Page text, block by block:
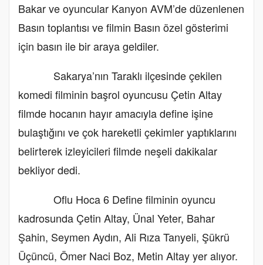
Bakar ve oyuncular Kanyon AVM’de düzenlenen
Basın toplantısı ve filmin Basın özel gösterimi
için basın ile bir araya geldiler.
Sakarya’nın Taraklı ilçesinde çekilen
komedi filminin başrol oyuncusu Çetin Altay
filmde hocanın hayır amacıyla define işine
bulaştığını ve çok hareketli çekimler yaptıklarını
belirterek izleyicileri filmde neşeli dakikalar
bekliyor dedi.
Oflu Hoca 6 Define filminin oyuncu
kadrosunda Çetin Altay, Ünal Yeter, Bahar
Şahin, Seymen Aydın, Ali Rıza Tanyeli, Şükrü
Üçüncü, Ömer Naci Boz, Metin Altay yer alıyor.